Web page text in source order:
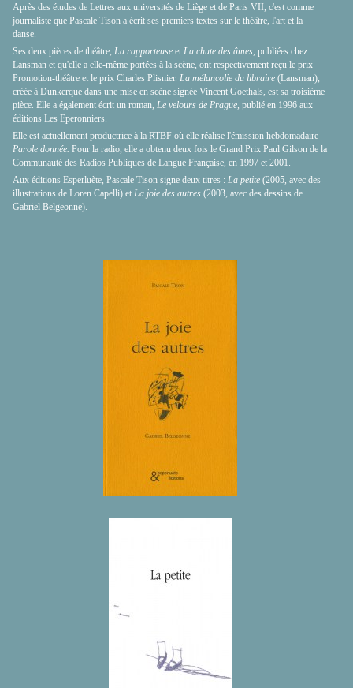
Après des études de Lettres aux universités de Liège et de Paris VII, c'est comme
journaliste que Pascale Tison a écrit ses premiers textes sur le théâtre, l'art et la
danse.
Ses deux pièces de théâtre, La rapporteuse et La chute des âmes , publiées chez
Lansman et qu'elle a elle-même portées à la scène, ont respectivement reçu le prix
Promotion-théâtre et le prix Charles Plisnier. La mélancolie du libraire (Lansman),
créée à Dunkerque dans une mise en scène signée Vincent Goethals, est sa troisième
pièce. Elle a également écrit un roman, Le velours de Prague, publié en 1996 aux
éditions Les Eperonniers.
Elle est actuellement productrice à la RTBF où elle réalise l'émission hebdomadaire
Parole donnée. Pour la radio, elle a obtenu deux fois le Grand Prix Paul Gilson de la
Communauté des Radios Publiques de Langue Française, en 1997 et 2001.
Aux éditions Esperluète, Pascale Tison signe deux titres : La petite (2005, avec des
illustrations de Loren Capelli) et La joie des autres (2003, avec des dessins de
Gabriel Belgeonne).